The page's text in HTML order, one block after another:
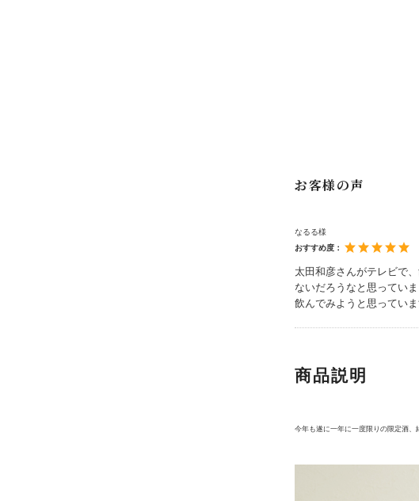
お客様の声
なるる様
おすすめ度：
太田和彦さんがテレビで
ないだろうなと思ってい
飲んでみようと思ってい
商品説明
今年も遂に一年に一度限りの限定酒、